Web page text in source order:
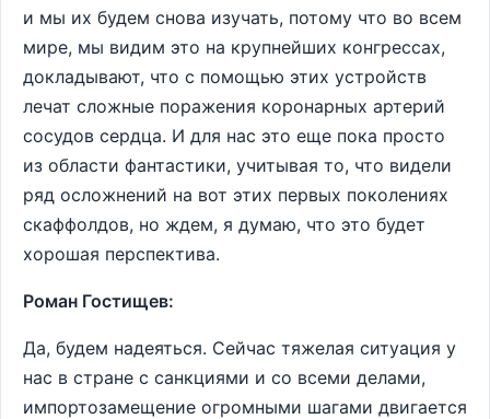
и мы их будем снова изучать, потому что во всем
мире, мы видим это на крупнейших конгрессах,
докладывают, что с помощью этих устройств
лечат сложные поражения коронарных артерий
сосудов сердца. И для нас это еще пока просто
из области фантастики, учитывая то, что видели
ряд осложнений на вот этих первых поколениях
скаффолдов, но ждем, я думаю, что это будет
хорошая перспектива.
Роман Гостищев:
Да, будем надеяться. Сейчас тяжелая ситуация у
нас в стране с санкциями и со всеми делами,
импортозамещение огромными шагами двигается